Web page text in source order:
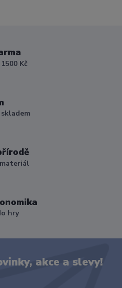
Kč
hry
akce a slevy!